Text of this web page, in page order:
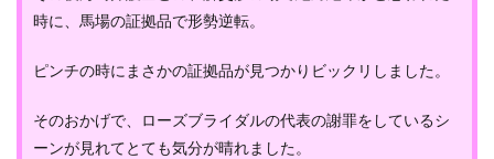
時に、馬場の証拠品で形勢逆転。
ピンチの時にまさかの証拠品が見つかりビックリしました。
そのおかげで、ローズブライダルの代表の謝罪をしているシ
ーンが見れてとても気分が晴れました。